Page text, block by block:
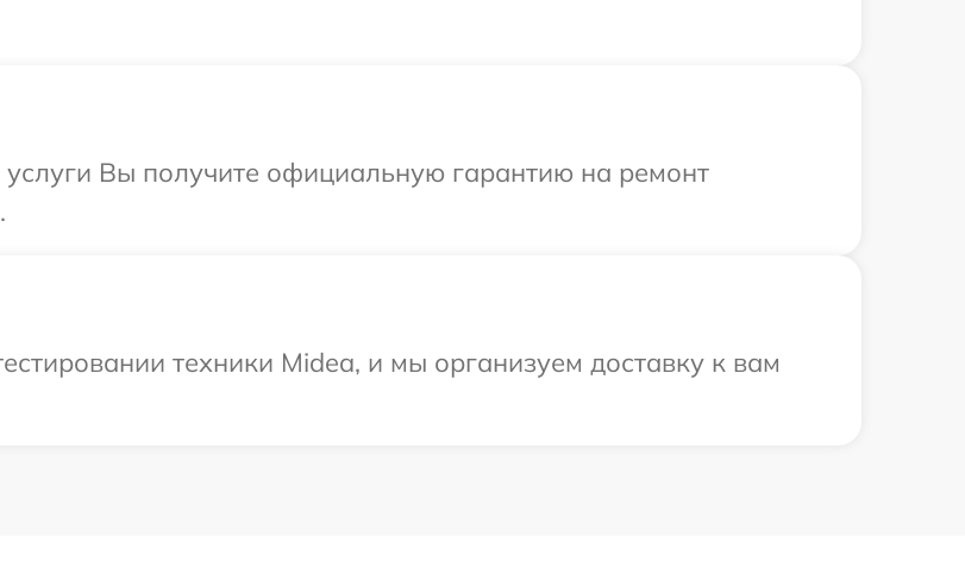
Вы получите официальную гарантию на ремонт
техники Midea, и мы организуем доставку к вам